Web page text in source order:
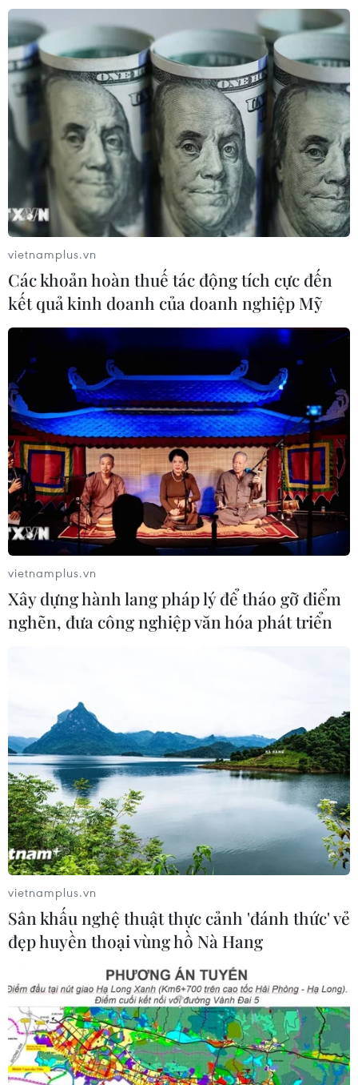
vietnamplus.vn
Các khoản hoàn thuế tác động tích cực đến
kết quả kinh doanh của doanh nghiệp Mỹ
vietnamplus.vn
Xây dựng hành lang pháp lý để tháo gỡ điểm
nghẽn, đưa công nghiệp văn hóa phát triển
vietnamplus.vn
Sân khấu nghệ thuật thực cảnh 'đánh thức' vẻ
đẹp huyền thoại vùng hồ Nà Hang